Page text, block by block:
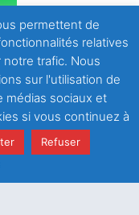
permettent de
relatives
notre trafic. Nous
sur l'utilisation de
médias sociaux et
si vous continuez à
Refuser